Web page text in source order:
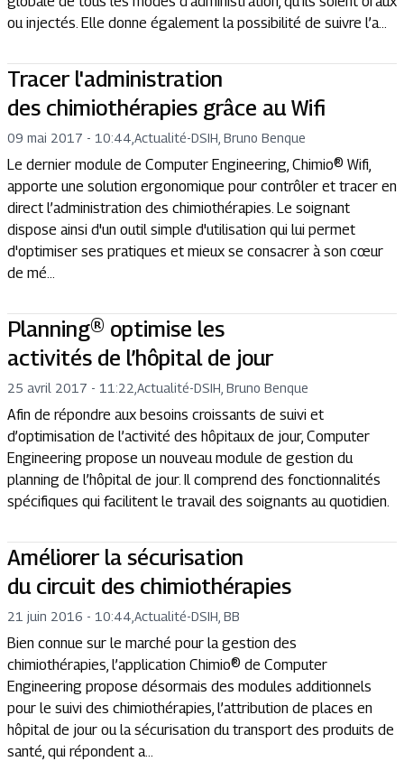
ou injectés. Elle donne également la possibilité de suivre l’a...
Tracer l'administration
des chimiothérapies grâce au Wifi
09 mai 2017 - 10:44 Actualité-DSIH, Bruno Benque
Le dernier module de Computer Engineering, Chimio® Wifi,
apporte une solution ergonomique pour contrôler et tracer en
direct l’administration des chimiothérapies. Le soignant
dispose ainsi d'un outil simple d'utilisation qui lui permet
d'optimiser ses pratiques et mieux se consacrer à son cœur
de mé...
Planning® optimise les
activités de l’hôpital de jour
25 avril 2017 - 11:22 Actualité-DSIH, Bruno Benque
Afin de répondre aux besoins croissants de suivi et
d’optimisation de l’activité des hôpitaux de jour, Computer
Engineering propose un nouveau module de gestion du
planning de l’hôpital de jour. Il comprend des fonctionnalités
spécifiques qui facilitent le travail des soignants au quotidien.
Améliorer la sécurisation
du circuit des chimiothérapies
21 juin 2016 - 10:44 Actualité-DSIH, BB
Bien connue sur le marché pour la gestion des
chimiothérapies, l’application Chimio® de Computer
Engineering propose désormais des modules additionnels
pour le suivi des chimiothérapies, l’attribution de places en
hôpital de jour ou la sécurisation du transport des produits de
santé, qui répondent a...